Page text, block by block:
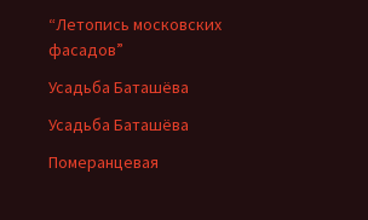
“Летопись московских
фасадов”
Усадьба Баташёва
Усадьба Баташёва
Померанцевая